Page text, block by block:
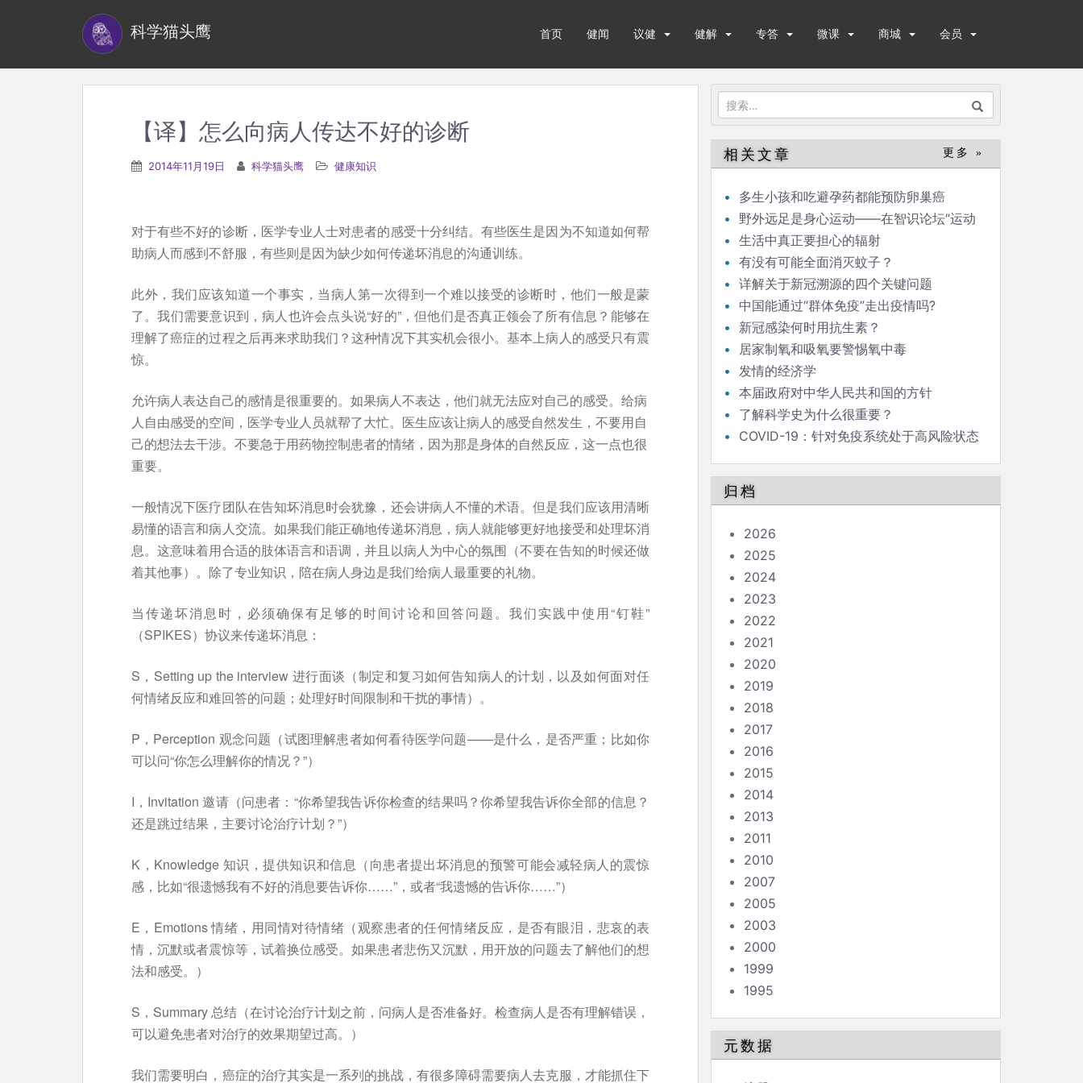
科学猫头鹰 首页 健闻 议健 健解 专答 微课 商城 会员
搜
索：
【译】怎么向病人传达不好的诊断
2014年11月19日 科学猫头鹰 健康知识
对于有些不好的诊断，医学专业人士对患者的感受十分纠结。有些医生是因为不知道如何帮
助病人而感到不舒服，有些则是因为缺少如何传递坏消息的沟通训练。
此外，我们应该知道一个事实，当病人第一次得到一个难以接受的诊断时，他们一般是蒙
了。我们需要意识到，病人也许会点头说“好的”，但他们是否真正领会了所有信息？能够在
理解了癌症的过程之后再来求助我们？这种情况下其实机会很小。基本上病人的感受只有震
惊。
允许病人表达自己的感情是很重要的。如果病人不表达，他们就无法应对自己的感受。给病
人自由感受的空间，医学专业人员就帮了大忙。医生应该让病人的感受自然发生，不要用自
己的想法去干涉。不要急于用药物控制患者的情绪，因为那是身体的自然反应，这一点也很
重要。
一般情况下医疗团队在告知坏消息时会犹豫，还会讲病人不懂的术语。但是我们应该用清晰
易懂的语言和病人交流。如果我们能正确地传递坏消息，病人就能够更好地接受和处理坏消
息。这意味着用合适的肢体语言和语调，并且以病人为中心的氛围（不要在告知的时候还做
着其他事）。除了专业知识，陪在病人身边是我们给病人最重要的礼物。
当传递坏消息时，必须确保有足够的时间讨论和回答问题。我们实践中使用“钉鞋”
（SPIKES）协议来传递坏消息：
S，Setting up the interview 进行面谈（制定和复习如何告知病人的计划，以及如何面对任
何情绪反应和难回答的问题；处理好时间限制和干扰的事情）。
P，Perception 观念问题（试图理解患者如何看待医学问题——是什么，是否严重；比如你
可以问“你怎么理解你的情况？”）
I，Invitation 邀请（问患者：“你希望我告诉你检查的结果吗？你希望我告诉你全部的信息？
还是跳过结果，主要讨论治疗计划？”）
K，Knowledge 知识，提供知识和信息（向患者提出坏消息的预警可能会减轻病人的震惊
感，比如“很遗憾我有不好的消息要告诉你……”，或者“我遗憾的告诉你……”）
E，Emotions 情绪，用同情对待情绪（观察患者的任何情绪反应，是否有眼泪，悲哀的表
情，沉默或者震惊等，试着换位感受。如果患者悲伤又沉默，用开放的问题去了解他们的想
法和感受。）
S，Summary 总结（在讨论治疗计划之前，问病人是否准备好。检查病人是否有理解错误，
可以避免患者对治疗的效果期望过高。）
我们需要明白，癌症的治疗其实是一系列的挑战，有很多障碍需要病人去克服，才能抓住下
相关文章 更多 »
多生小孩和吃避孕药都能预防卵巢癌
野外远足是身心运动——在智识论坛“运动
与健康”的发言
生活中真正要担心的辐射
有没有可能全面消灭蚊子？
详解关于新冠溯源的四个关键问题
中国能通过“群体免疫”走出疫情吗?
新冠感染何时用抗生素？
居家制氧和吸氧要警惕氧中毒
发情的经济学
本届政府对中华人民共和国的方针
了解科学史为什么很重要？
COVID-19：针对免疫系统处于高风险状态
归档
2026
2025
2024
2023
2022
2021
2020
2019
2018
2017
2016
2015
2014
2013
2011
2010
2007
2005
2003
2000
1999
1995
元数据